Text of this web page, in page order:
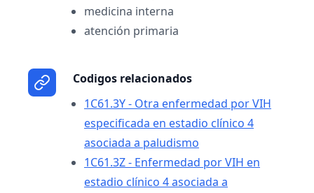
medicina interna
atención primaria
Codigos relacionados
1C61.3Y - Otra enfermedad por VIH
especificada en estadio clínico 4
asociada a paludismo
1C61.3Z - Enfermedad por VIH en
estadio clínico 4 asociada a